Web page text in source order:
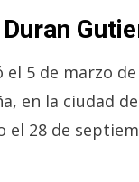
5 de marzo
en la ciudad
28 de